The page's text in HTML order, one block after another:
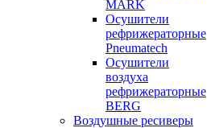
MARK
Осушители
рефрижераторные
Pneumatech
Осушители
воздуха
рефрижераторные
BERG
Воздушные ресиверы